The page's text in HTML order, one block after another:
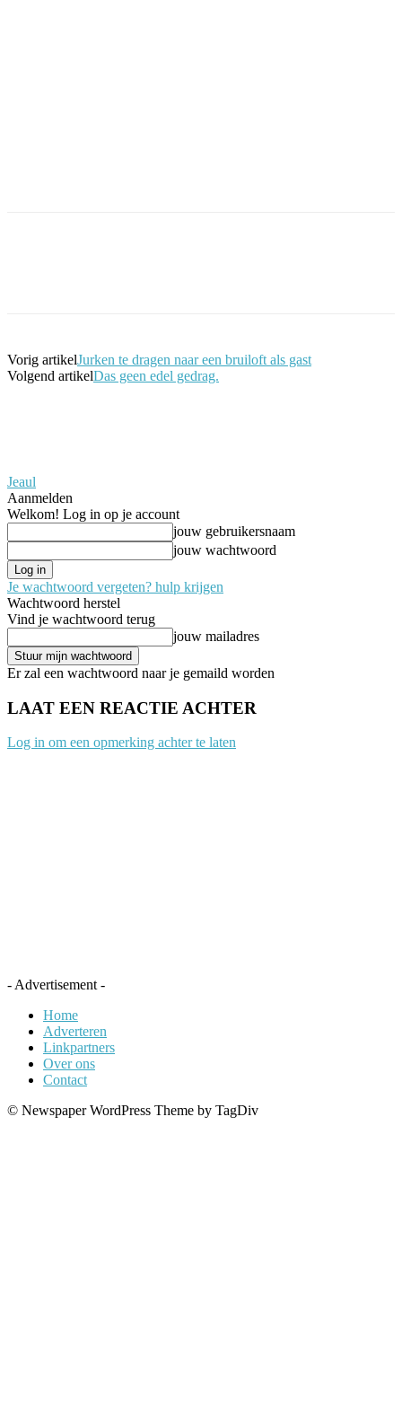
Vorig artikelJurken te dragen naar een bruiloft als gast
Volgend artikelDas geen edel gedrag.
Jeaul
Aanmelden
Welkom! Log in op je account
jouw gebruikersnaam
jouw wachtwoord
Je wachtwoord vergeten? hulp krijgen
Wachtwoord herstel
Vind je wachtwoord terug
jouw mailadres
Er zal een wachtwoord naar je gemaild worden
LAAT EEN REACTIE ACHTER
Log in om een opmerking achter te laten
- Advertisement -
Home
Adverteren
Linkpartners
Over ons
Contact
© Newspaper WordPress Theme by TagDiv